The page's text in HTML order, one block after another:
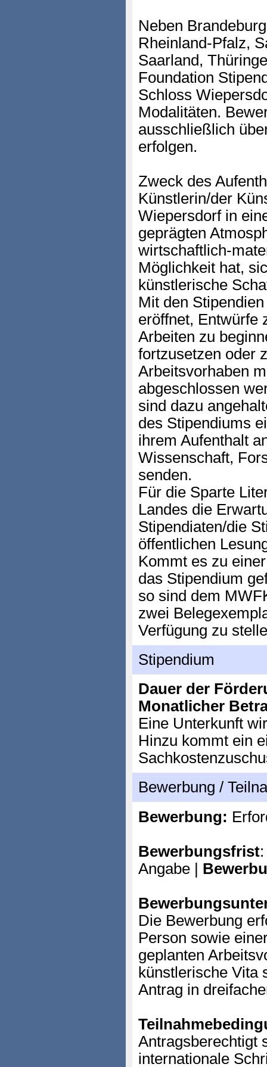
Neben
Rheinland-Pfalz,
Saarland,
Foundation
Schloss
Modalitäten.
ausschließlich
erfolgen.
Zweck des
Künstlerin/der
Wiepersdorf in
geprägten
wirtschaftlich-
Möglichkeit hat,
künstlerische
Mit den
eröffnet, Entwürfe
Arbeiten zu
fortzusetzen oder
Arbeitsvorhaben
abgeschlossen
sind dazu
des Stipendiums
ihrem Aufenthalt
Wissenschaft,
senden.
Für die Sparte
Landes die
Stipendiaten/die
öffentlichen
Kommt es zu
das Stipendium
so sind dem
zwei
Verfügung zu
Stipendium
Dauer der
Monatlicher
Eine Unterkunft
Hinzu kommt ein
Bewerbung /
Bewerbung:
Bewerbungsfrist
Angabe |
Die Bewerbung
Person sowie
geplanten
künstlerische Vita
Antrag in
Antragsberechtigt
internationale